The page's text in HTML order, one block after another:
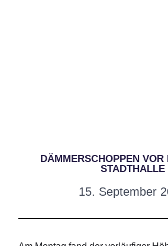
DÄMMERSCHOPPEN VOR
STADTHALLE
15. September